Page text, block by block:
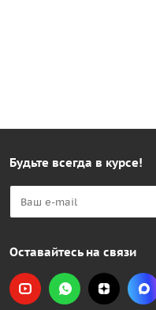
Будьте всегда в курсе!
Оставайтесь на связи